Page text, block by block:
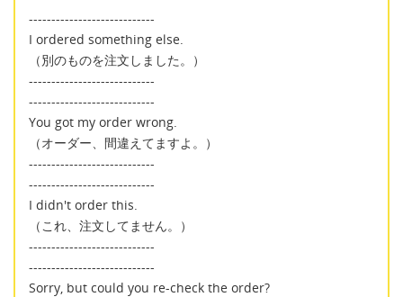
----------------------------
I ordered something else.
（別のものを注文しました。）
----------------------------
----------------------------
You got my order wrong.
（オーダー、間違えてますよ。）
----------------------------
----------------------------
I didn't order this.
（これ、注文してません。）
----------------------------
----------------------------
Sorry, but could you re-check the order?